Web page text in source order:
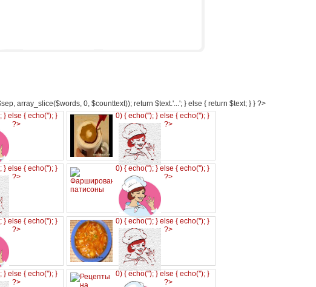
array_slice($words, 0, $counttext)); return $text.'...'; } else { return $text; } } ?>
} else { echo(''); }
?>
0) { echo(''); } else { echo(''); }
?>
} else { echo(''); }
?>
0) { echo(''); } else { echo(''); }
?>
} else { echo(''); }
?>
0) { echo(''); } else { echo(''); }
?>
} else { echo(''); }
?>
0) { echo(''); } else { echo(''); }
?>